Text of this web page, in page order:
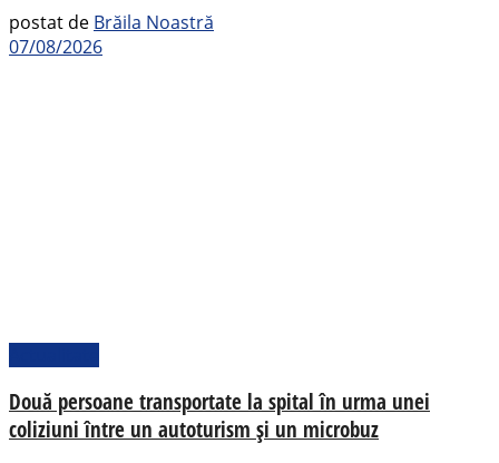
postat de Brăila Noastră
07/08/2026
Două persoane transportate la spital în urma unei
coliziuni între un autoturism și un microbuz